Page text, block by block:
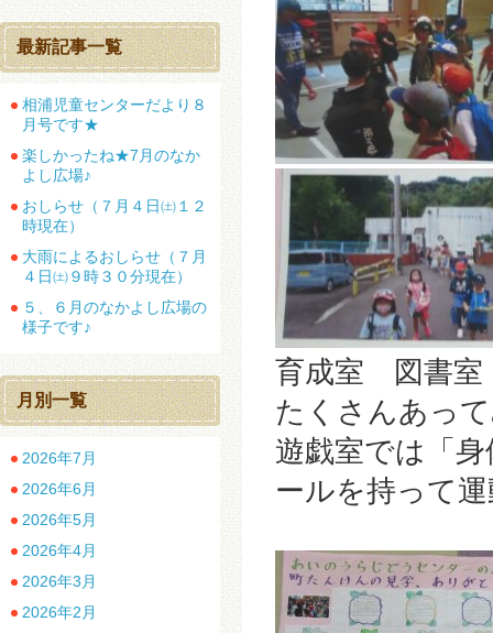
育成室 図書室
たくさんあっ
遊戯室では「
ールを持って
最新記事一覧
相浦児童センターだより８
月号です★
楽しかったね★7月のなか
よし広場♪
おしらせ（７月４日㈯１２
時現在）
大雨によるおしらせ（７月
４日㈯９時３０分現在）
５、６月のなかよし広場の
様子です♪
月別一覧
2026年7月
2026年6月
2026年5月
2026年4月
2026年3月
2026年2月